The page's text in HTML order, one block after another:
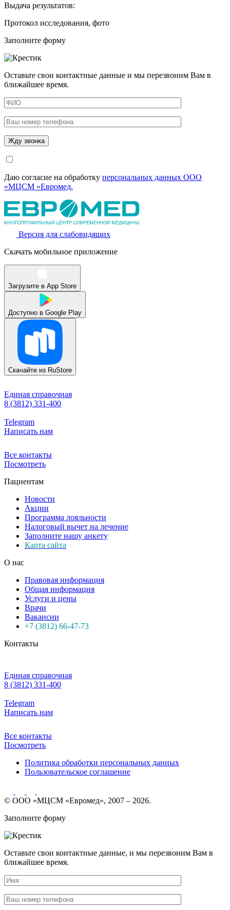
Выдача результатов:
Протокол исследования, фото
Заполните форму
Оставьте свои контактные данные и мы перезвоним Вам в
ближайшее время.
Даю согласие на обработку персональных данных ООО
«МЦСМ «Евромед.
Версия для слабовидящих
Скачать мобильное приложение
Загрузите в App Store
Доступно в Google Play
Скачайте из RuStore
Единая справочная
8 (3812) 331-400
Telegram
Написать нам
Все контакты
Посмотреть
Пациентам
Новости
Акции
Программа лояльности
Налоговый вычет на лечение
Заполните нашу анкету
Карта сайта
О нас
Правовая информация
Общая информация
Услуги и цены
Врачи
Вакансии
+7 (3812) 66-47-73
Контакты
Единая справочная
8 (3812) 331-400
Telegram
Написать нам
Все контакты
Посмотреть
Политика обработки персональных данных
Пользовательское соглашение
© ООО «МЦСМ «Евромед», 2007 – 2026.
Заполните форму
Оставьте свои контактные данные, и мы перезвоним Вам в
ближайшее время.